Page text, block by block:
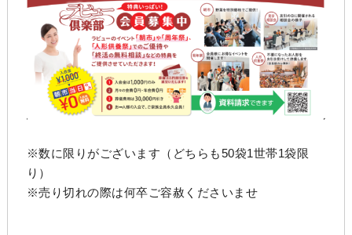
※数に限りがございます（どちらも50袋1世帯1袋限
り）
※売り切れの際は何卒ご容赦くださいませ